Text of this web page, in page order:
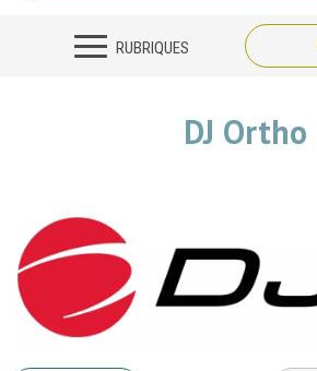
RUBRIQUES
DJ Ortho